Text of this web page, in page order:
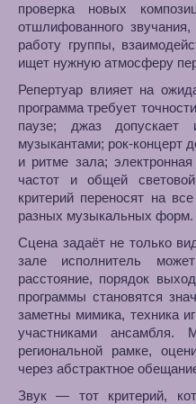
проверка новых
отшлифованного
работу группы,
ищет нужную атмосферу
Репертуар влияет на
программа требует
паузе; джаз
музыкантами; рок-концерт
и ритме зала;
частот и общей
критерий переносят на
разных музыкальных форм.
Сцена задаёт не только
зале исполнитель
расстояние, порядок
программы становятся
заметны мимика, техника
участниками
региональной рамке,
через абстрактное
Звук — тот критерий,